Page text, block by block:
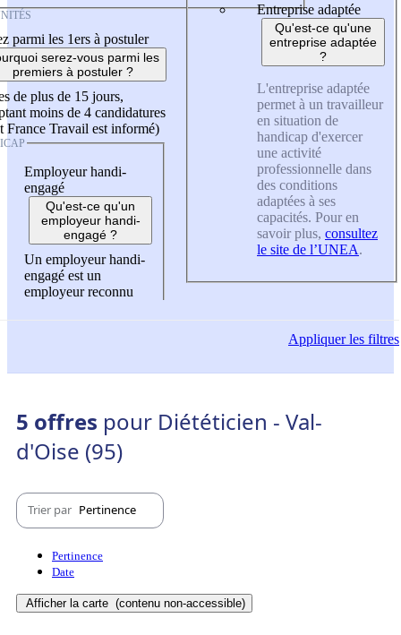
parmi les 1ers à postuler
serez-vous parmi les
premiers à postuler ?
de plus de 15 jours,
moins de 4 candidatures
France Travail est informé)
Employeur handi-
engagé
Qu'est-ce qu'un
employeur handi-
engagé ?
Un employeur handi-
engagé est un
employeur reconnu
Entreprise adaptée
Qu'est-ce qu'une
entreprise adaptée
?
L'entreprise adaptée
permet à un travailleur
en situation de
handicap d'exercer
une activité
professionnelle dans
des conditions
adaptées à ses
capacités. Pour en
savoir plus, consultez
le site de l’UNEA.
Appliquerles filtres
5 offres pour Diététicien - Val-
d'Oise (95)
Trier par Pertinence
Pertinence
Date
Afficher la carte (contenu non-accessible)